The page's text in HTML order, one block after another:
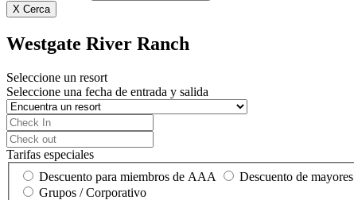
X Cerca
Westgate River Ranch
Seleccione un resort
Seleccione una fecha de entrada y salida
Tarifas especiales
Descuento para miembros de AAA
Descuento de mayores
Grupos / Corporativo